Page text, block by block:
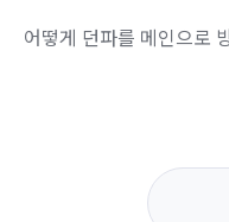
어떻게 던파를 메인으로